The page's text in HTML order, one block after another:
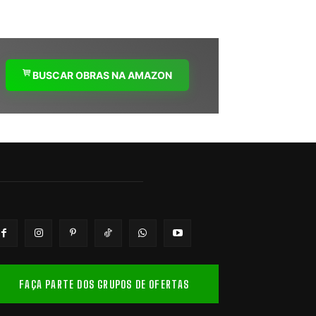
BUSCAR OBRAS NA AMAZON
FAÇA PARTE DOS GRUPOS DE OFERTAS